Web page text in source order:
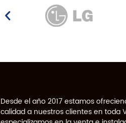
Desde el año 2017 estamos
calidad a nuestros clientes en toda